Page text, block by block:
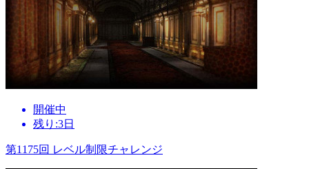
開催中
残り:3日
第1175回 レベル制限チャレンジ